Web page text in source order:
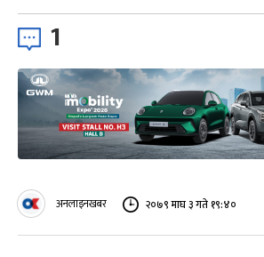
1
अनलाइनखबर २०७९ माघ ३ गते १९:४०